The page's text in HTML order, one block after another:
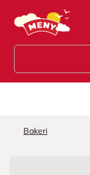
Hopp til hovedinnhold
Bakeri